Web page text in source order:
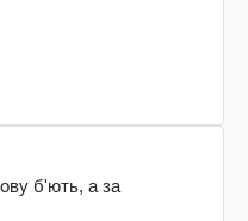
б'ють, а за